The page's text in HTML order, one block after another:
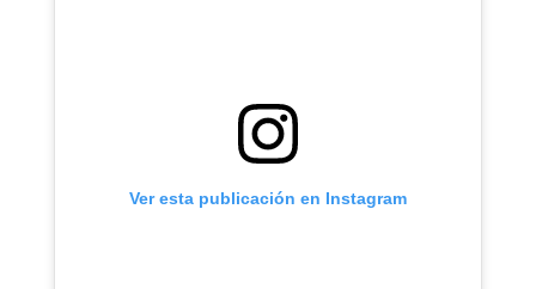
Ver esta publicación en Instagram